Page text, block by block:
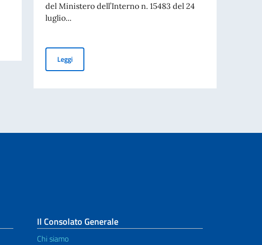
del Ministero dell’Interno n. 15483 del 24
luglio...
LeggiCarte di Identità Elettroniche (CIE). Validità illimitata delle CIE
Il Consolato Generale
Chi siamo